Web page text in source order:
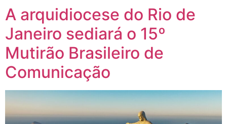
A arquidiocese do Rio de
Janeiro sediará o 15º
Mutirão Brasileiro de
Comunicação